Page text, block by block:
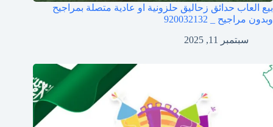
بيع العاب حدائق زحاليق حلزونية او عادية متصلة بمراجيح
وبدون مراجيح _ 920032132
سبتمبر 11, 2025